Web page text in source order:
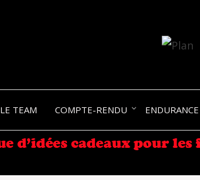
LE TEAM COMPTE-RENDU ENDURANCE